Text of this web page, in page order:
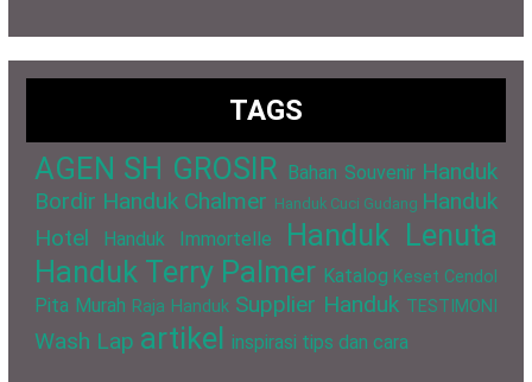
TAGS
AGEN SH GROSIR Bahan Souvenir Handuk
Bordir Handuk Chalmer Handuk Cuci Gudang Handuk
Hotel
Handuk Immortelle
Handuk Lenuta
Handuk Terry Palmer Katalog Keset Cendol
Pita Murah Raja Handuk Supplier Handuk TESTIMONI
Wash Lap artikel inspirasi tips dan cara